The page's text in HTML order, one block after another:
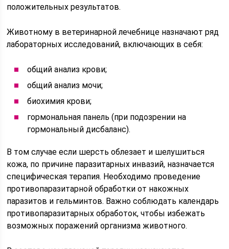
положительных результатов.
Животному в ветеринарной лечебнице назначают ряд
лабораторных исследований, включающих в себя:
общий анализ крови;
общий анализ мочи;
биохимия крови;
гормональная панель (при подозрении на
гормональный дисбаланс).
В том случае если шерсть облезает и шелушиться
кожа, по причине паразитарных инвазий, назначается
специфическая терапия. Необходимо проведение
противопаразитарной обработки от накожных
паразитов и гельминтов. Важно соблюдать календарь
противопаразитарных обработок, чтобы избежать
возможных поражений организма животного.